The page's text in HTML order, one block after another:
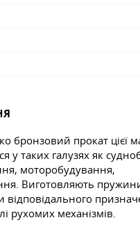
бронзовий прокат цієї
у таких галузях як
моторобудування,
Виготовляють
відповідального
рухомих механізмів.